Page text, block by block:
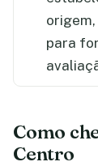
para
Como
Centro